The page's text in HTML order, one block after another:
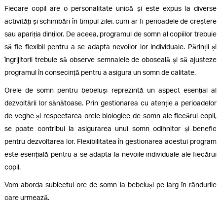
Fiecare copil are o personalitate unică și este expus la diverse
activități și schimbări în timpul zilei, cum ar fi perioadele de creștere
sau apariția dinților. De aceea, programul de somn al copiilor trebuie
să fie flexibil pentru a se adapta nevoilor lor individuale. Părinții și
îngrijitorii trebuie să observe semnalele de oboseală și să ajusteze
programul în consecință pentru a asigura un somn de calitate.
Orele de somn pentru bebeluși reprezintă un aspect esențial al
dezvoltării lor sănătoase. Prin gestionarea cu atenție a perioadelor
de veghe și respectarea orele biologice de somn ale fiecărui copil,
se poate contribui la asigurarea unui somn odihnitor și benefic
pentru dezvoltarea lor. Flexibilitatea în gestionarea acestui program
este esențială pentru a se adapta la nevoile individuale ale fiecărui
copil.
Vom aborda subiectul ore de somn la bebeluși pe larg în rândurile
care urmează.